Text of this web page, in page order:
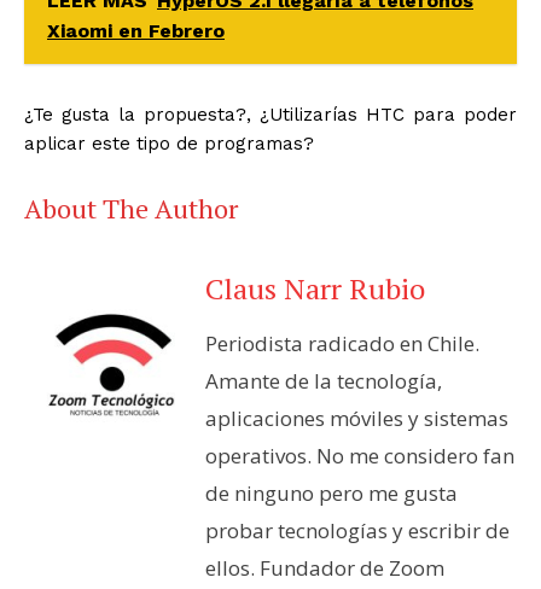
Xiaomi en Febrero
¿Te gusta la propuesta?, ¿Utilizarías HTC para poder
aplicar este tipo de programas?
About The Author
Claus Narr Rubio
Periodista radicado en Chile.
Amante de la tecnología,
aplicaciones móviles y sistemas
operativos. No me considero fan
de ninguno pero me gusta
probar tecnologías y escribir de
ellos. Fundador de Zoom